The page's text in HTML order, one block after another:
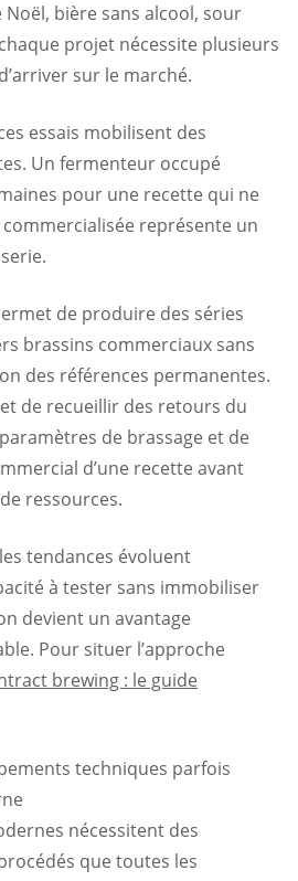
Noël, bière sans alcool, sour
projet nécessite plusieurs
sur le marché.
essais mobilisent des
Un fermenteur occupé
pour une recette qui ne
représente un
de produire des séries
brassins commerciaux sans
des références permanentes.
de recueillir des retours du
de brassage et de
d’une recette avant
ressources.
tendances évoluent
à tester sans immobiliser
devient un avantage
Pour situer l’approche
brewing : le guide
techniques parfois
nécessitent des
que toutes les